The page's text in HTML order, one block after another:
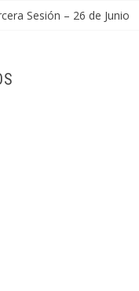
Sesión – 26 de Junio